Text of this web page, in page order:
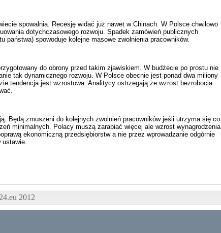
spowalnia. Recesję widać już nawet w Chinach. W Polsce chwilowo
dotychczasowego rozwoju. Spadek zamówień publicznych
państwa) spowoduje kolejne masowe zwolnienia pracowników.
do obrony przed takim zjawiskiem. W budżecie po prostu nie
tak dynamicznego rozwoju. W Polsce obecnie jest ponad dwa miliony
tendencja jest wzrostowa. Analitycy ostrzegają że wzrost bezrobocia
Będą zmuszeni do kolejnych zwolnień pracowników jeśli utrzyma się co
minimalnych. Polacy muszą zarabiać więcej ale wzrost wynagrodzenia
ekonomiczną przedsiębiorstw a nie przez wprowadzanie odgórnie
ustawie.
2012